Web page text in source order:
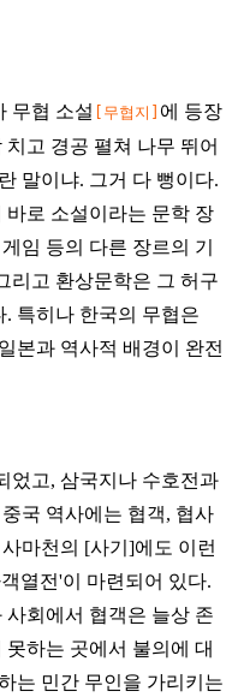
무협 소설 [무협지] 에 등장
고 경공 펼쳐 나무 뛰어
말이냐. 그거 다 뻥이다.
바로 소설이라는 문학 장
임 등의 다른 장르의 기
리고 환상문학은 그 허구
. 특히나 한국의 무협은
본과 역사적 배경이 완전
었고, 삼국지나 수호전과
국 역사에는 협객, 협사
마천의 [사기]에도 이런
열전'이 마련되어 있다.
회에서 협객은 늘상 존
하는 곳에서 불의에 대
는 민간 무인을 가리키는